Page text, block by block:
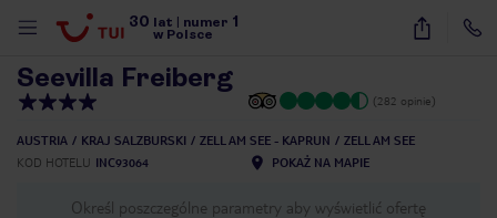
30 lat numer 1
w Polsce
21
Seevilla Freiberg
(282 opinie)
AUSTRIA KRAJ SALZBURSKI ZELL AM SEE - KAPRUN
ZELL AM SEE
KOD HOTELU INC93064 POKAŻ NA MAPIE
Określ poszczególne parametry aby wyświetlić ofertę